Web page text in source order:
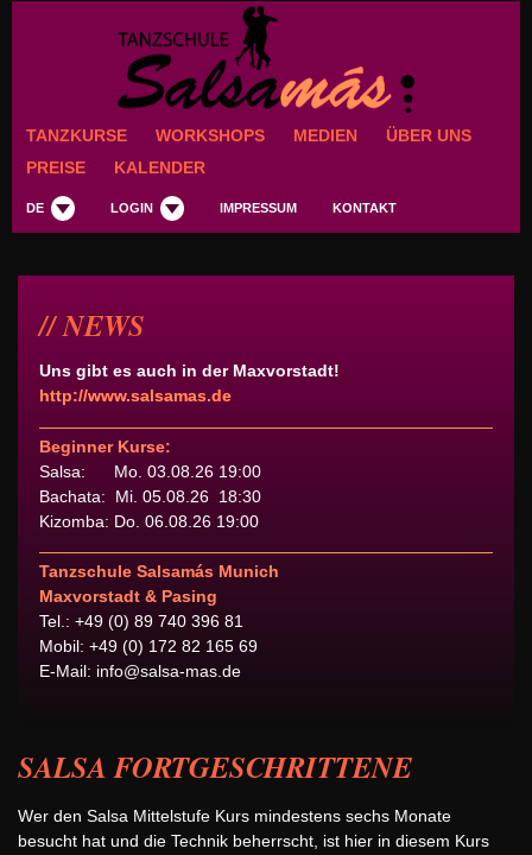
TANZKURSE WORKSHOPS MEDIEN
ÜBER UNS
PREISE
KALENDER
DE LOGIN IMPRESSUM KONTAKT
NEWS
Uns gibt es auch in der Maxvorstadt!
http://www.salsamas.de
Beginner Kurse:
Salsa: Mo. 03.08.26 19:00
Bachata: Mi. 05.08.26 18:30
Kizomba: Do. 06.08.26 19:00
Tanzschule Salsamás Munich
Maxvorstadt & Pasing
Tel.: +49 (0) 89 740 396 81
Mobil: +49 (0) 172 82 165 69
E-Mail: info@salsa-mas.de
SALSA FORTGESCHRITTENE
Wer den Salsa Mittelstufe Kurs mindestens sechs Monate
besucht hat und die Technik beherrscht, ist hier in diesem Kurs